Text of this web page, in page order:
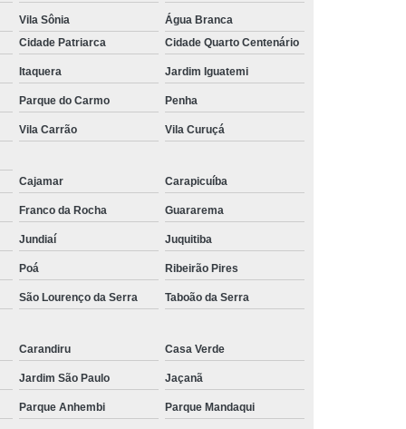
Vila Sônia
Água Branca
Cidade Patriarca Cidade Quarto Centenário
Itaquera Jardim Iguatemi
Parque do Carmo Penha
Vila Carrão Vila Curuçá
Cajamar Carapicuíba
Franco da Rocha Guararema
Jundiaí Juquitiba
Poá Ribeirão Pires
São Lourenço da Serra Taboão da Serra
Carandiru Casa Verde
Jardim São Paulo Jaçanã
Parque Anhembi Parque Mandaqui